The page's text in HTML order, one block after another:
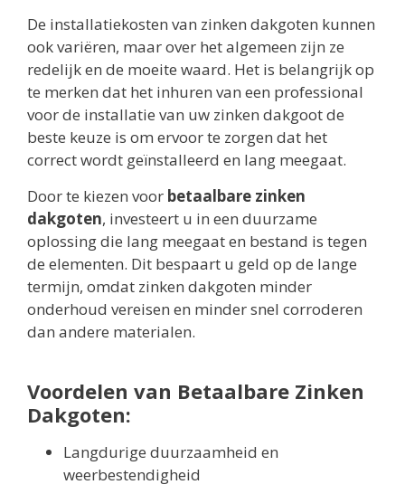
De installatiekosten van zinken dakgoten kunnen
ook variëren, maar over het algemeen zijn ze
redelijk en de moeite waard. Het is belangrijk op
te merken dat het inhuren van een professional
voor de installatie van uw zinken dakgoot de
beste keuze is om ervoor te zorgen dat het
correct wordt geïnstalleerd en lang meegaat.
Door te kiezen voor betaalbare zinken
dakgoten, investeert u in een duurzame
oplossing die lang meegaat en bestand is tegen
de elementen. Dit bespaart u geld op de lange
termijn, omdat zinken dakgoten minder
onderhoud vereisen en minder snel corroderen
dan andere materialen.
Voordelen van Betaalbare Zinken
Dakgoten:
Langdurige duurzaamheid en
weerbestendigheid